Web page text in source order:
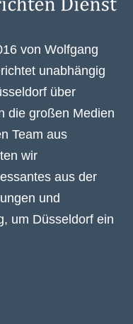
von Wolfgang
unabhängig
über
die großen Medien
Team aus
wir
aus der
und
um Düsseldorf ein